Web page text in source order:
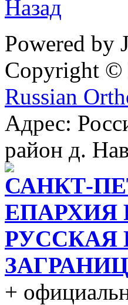
Назад
Powered by
Copyright ©
Russian
Адрес:
район д.
САНКТ-
ЕПАРХИЯ
РУССКАЯ
+